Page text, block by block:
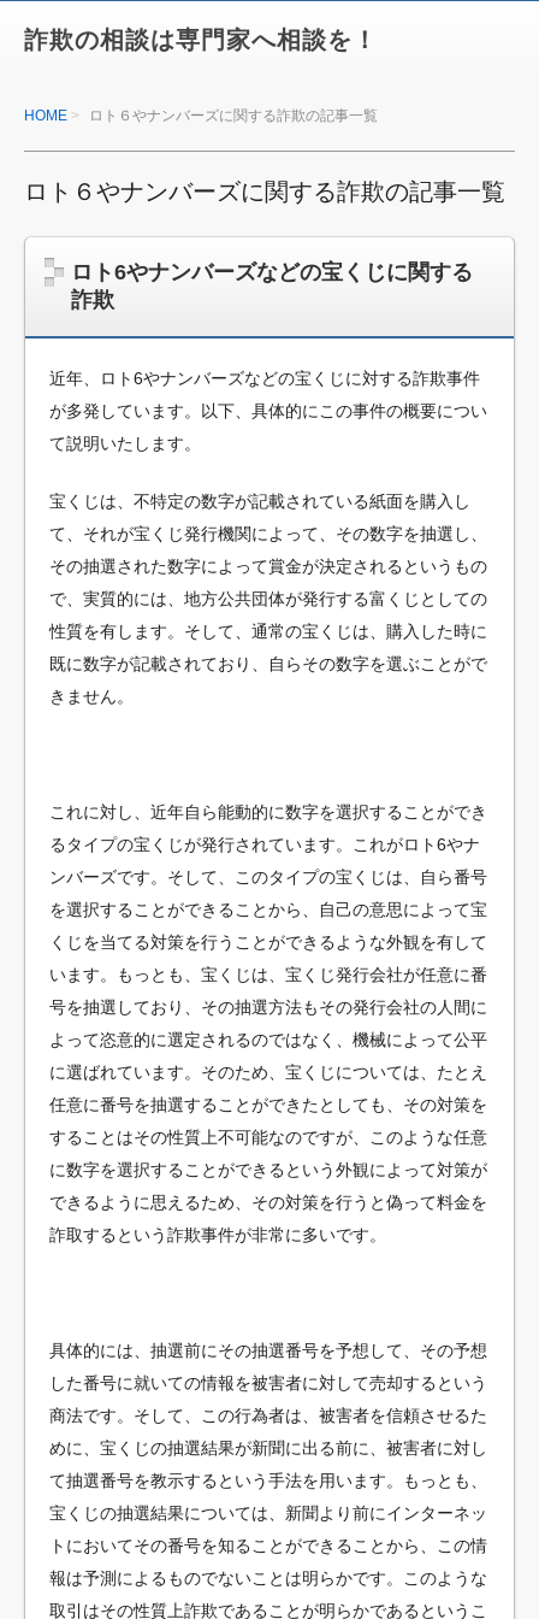
詐欺の相談は専門家へ相談を！
HOME ロト６やナンバーズに関する詐欺の記事一覧
ロト６やナンバーズに関する詐欺の記事一覧
ロト6やナンバーズなどの宝くじに関する
詐欺
近年、ロト6やナンバーズなどの宝くじに対する詐欺事件
が多発しています。以下、具体的にこの事件の概要につい
て説明いたします。
宝くじは、不特定の数字が記載されている紙面を購入し
て、それが宝くじ発行機関によって、その数字を抽選し、
その抽選された数字によって賞金が決定されるというもの
で、実質的には、地方公共団体が発行する富くじとしての
性質を有します。そして、通常の宝くじは、購入した時に
既に数字が記載されており、自らその数字を選ぶことがで
きません。
これに対し、近年自ら能動的に数字を選択することができ
るタイプの宝くじが発行されています。これがロト6やナ
ンバーズです。そして、このタイプの宝くじは、自ら番号
を選択することができることから、自己の意思によって宝
くじを当てる対策を行うことができるような外観を有して
います。もっとも、宝くじは、宝くじ発行会社が任意に番
号を抽選しており、その抽選方法もその発行会社の人間に
よって恣意的に選定されるのではなく、機械によって公平
に選ばれています。そのため、宝くじについては、たとえ
任意に番号を抽選することができたとしても、その対策を
することはその性質上不可能なのですが、このような任意
に数字を選択することができるという外観によって対策が
できるように思えるため、その対策を行うと偽って料金を
詐取するという詐欺事件が非常に多いです。
具体的には、抽選前にその抽選番号を予想して、その予想
した番号に就いての情報を被害者に対して売却するという
商法です。そして、この行為者は、被害者を信頼させるた
めに、宝くじの抽選結果が新聞に出る前に、被害者に対し
て抽選番号を教示するという手法を用います。もっとも、
宝くじの抽選結果については、新聞より前にインターネッ
トにおいてその番号を知ることができることから、この情
報は予測によるものでないことは明らかです。このような
取引はその性質上詐欺であることが明らかであるというこ